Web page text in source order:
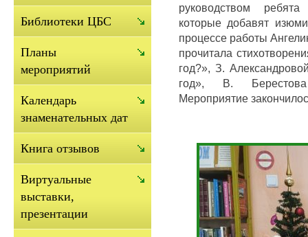
руководством
которые добавят
процессе работы
прочитала
год?», З.
год», В. Берестова
Мероприятие
Библиотеки ЦБС
Планы
мероприятий
Календарь
знаменательных дат
Книга отзывов
Виртуальные
выставки,
презентации